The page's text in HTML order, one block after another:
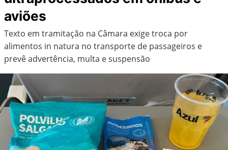
aviões
Texto em tramitação na Câmara exige troca por
alimentos in natura no transporte de passageiros e
prevê advertência, multa e suspensão